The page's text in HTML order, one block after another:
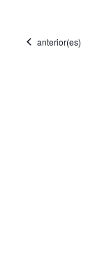
Eventos
anterior(es)